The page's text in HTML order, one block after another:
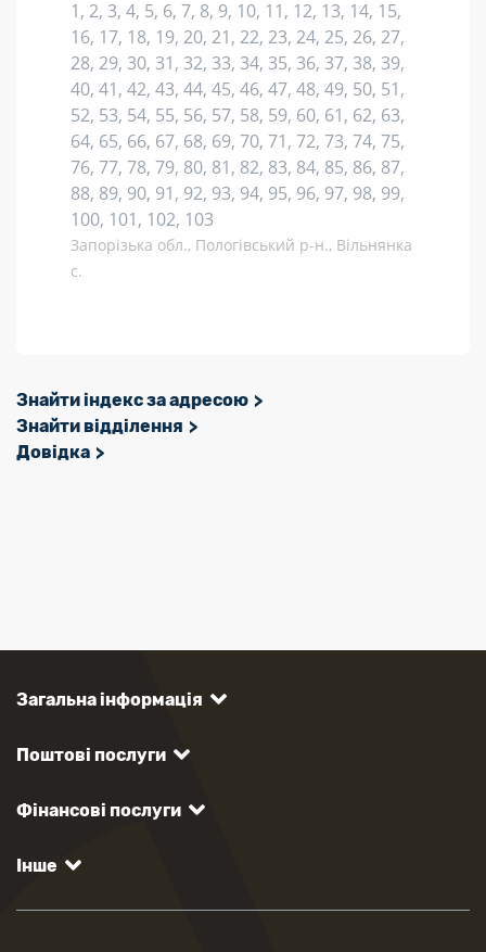
1, 2, 3, 4, 5, 6, 7, 8, 9, 10, 11, 12, 13, 14, 15,
16, 17, 18, 19, 20, 21, 22, 23, 24, 25, 26, 27,
28, 29, 30, 31, 32, 33, 34, 35, 36, 37, 38, 39,
40, 41, 42, 43, 44, 45, 46, 47, 48, 49, 50, 51,
52, 53, 54, 55, 56, 57, 58, 59, 60, 61, 62, 63,
64, 65, 66, 67, 68, 69, 70, 71, 72, 73, 74, 75,
76, 77, 78, 79, 80, 81, 82, 83, 84, 85, 86, 87,
88, 89, 90, 91, 92, 93, 94, 95, 96, 97, 98, 99,
100, 101, 102, 103
Запорізька обл., Пологівський р-н., Вільнянка
с.
Знайти індекс за адресою
Знайти відділення
Довідка
Загальна інформація
Поштові послуги
Фінансові послуги
Інше